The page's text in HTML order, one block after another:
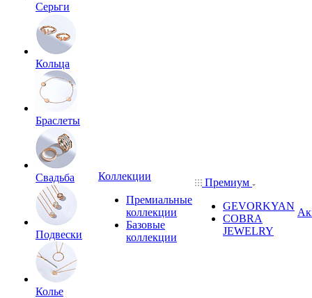
Серьги
Кольца
Браслеты
Свадьба
Подвески
Колье
Коллекции
Премиальные
коллекции
Базовые
коллекции
Премиум
GEVORKYAN
COBRA
JEWELRY